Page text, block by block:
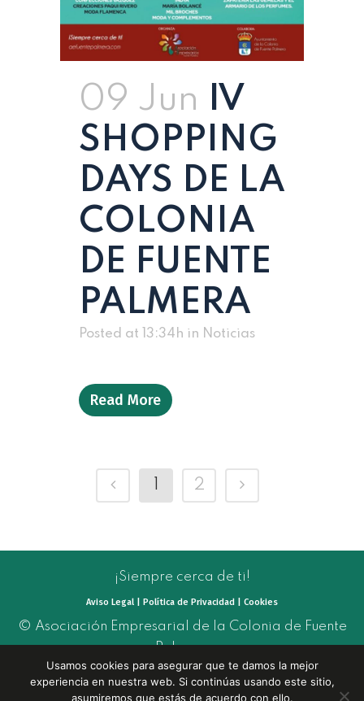
09 Jun
IV
SHOPPING
DAYS DE LA
COLONIA
DE FUENTE
PALMERA
Posted at 13:34h in Noticias
Read More
2
¡Siempre cerca de ti!
Aviso Legal | Política de Privacidad | Cookies
© Asociación Empresarial de la Colonia de Fuente
Palmera
Usamos cookies para asegurar que te damos la mejor
experiencia en nuestra web. Si continúas usando este sitio,
asumiremos que estás de acuerdo con ello.